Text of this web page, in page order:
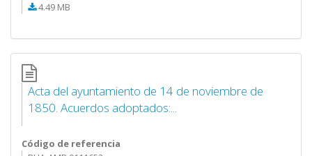
4.49 MB
Acta del ayuntamiento de 14 de noviembre de
1850. Acuerdos adoptados:...
Código de referencia